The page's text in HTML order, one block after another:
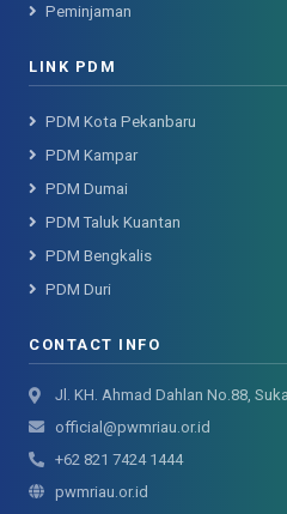
Peminjaman
LINK PDM
PDM Kota Pekanbaru
PDM Kampar
PDM Dumai
PDM Taluk Kuantan
PDM Bengkalis
PDM Duri
CONTACT INFO
Jl. KH. Ahmad Dahlan No.88,
official@pwmriau.or.id
+62 821 7424 1444
pwmriau.or.id